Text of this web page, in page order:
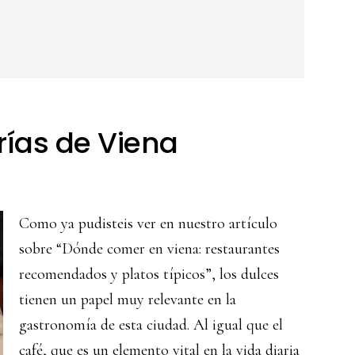
de Viena
Como ya pudisteis ver en nuestro artículo
sobre “Dónde comer en viena: restaurantes
recomendados y platos típicos”, los dulces
tienen un papel muy relevante en la
gastronomía de esta ciudad. Al igual que el
café, que es un elemento vital en la vida diaria